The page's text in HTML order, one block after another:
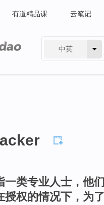
有道精品课 云笔记
中英
一类专业人士，他
授权的情况下，为